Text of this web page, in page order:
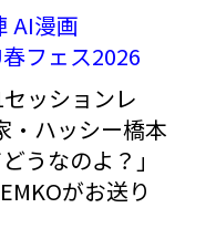
AI漫画
フェス2026
ッションレ
・ハッシー橋本
うなのよ？」
がお送り